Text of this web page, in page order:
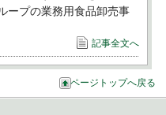
ープの業務用食品卸売事
記事全文へ
ページトップへ戻る